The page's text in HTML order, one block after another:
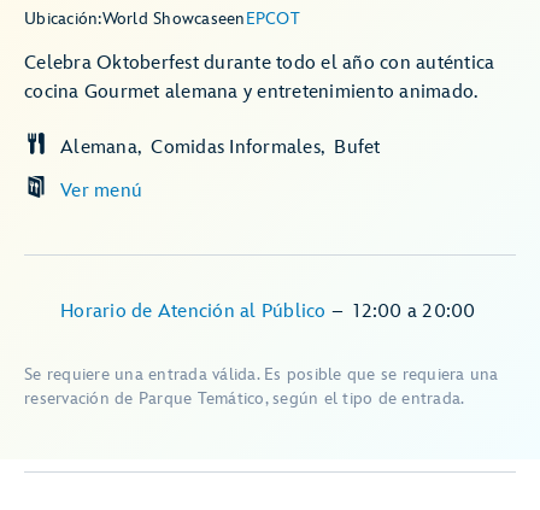
Ubicación:World ShowcaseenEPCOT
Celebra Oktoberfest durante todo el año con auténtica
cocina Gourmet alemana y entretenimiento animado.
Ver menú
Alemana Comidas Informales Bufet
Horario de Atención al Público –12:00 a 20:00
Se requiere una entrada válida. Es posible que se requiera una
reservación de Parque Temático, según el tipo de entrada.